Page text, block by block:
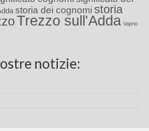
storia dei cognomi storia
Trezzo sull'Adda Vaprio
notizie: